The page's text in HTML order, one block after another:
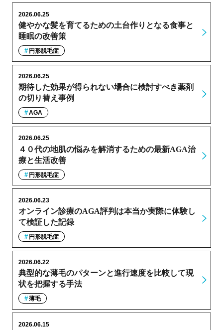
健やかな髪を育てるための土台作りとなる食事と
睡眠の改善策
2026.06.25
円形脱毛症
期待した効果が得られない場合に検討すべき薬剤
の切り替え事例
2026.06.25
AGA
４０代の地肌の悩みを解消するための最新AGA治
療と生活改善
2026.06.25
円形脱毛症
オンライン診療のAGA評判は本当か実際に体験し
て検証した記録
2026.06.23
円形脱毛症
典型的な薄毛のパターンと進行速度を比較して現
状を把握する手法
2026.06.22
薄毛
2026.06.15